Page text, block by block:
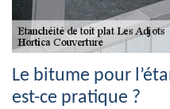
Le bitume pour
est-ce pratique ?